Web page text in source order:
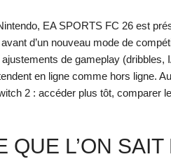
EA SPORTS FC 26 est
d’un nouveau mode de
ajustements de gameplay
en ligne comme hors ligne.
2 : accéder plus tôt, comparer
QUE L’ON